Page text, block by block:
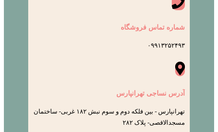
شماره تماس فروشگاه
۰۹۹۱۳۲۵۲۴۹۳
آدرس نساجی تهرانپارس
تهرانپارس - بین فلکه دوم و سوم نبش ۱۸۲ غربی- ساختمان
مسجدالاقصی- پلاک ۲۸۲